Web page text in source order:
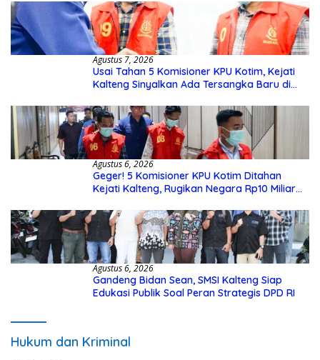
Agustus 7, 2026
Usai Tahan 5 Komisioner KPU Kotim, Kejati
Kalteng Sinyalkan Ada Tersangka Baru di
Agustus 6, 2026
Geger! 5 Komisioner KPU Kotim Ditahan
Kejati Kalteng, Rugikan Negara Rp10 Miliar
Agustus 6, 2026
Gandeng Bidan Sean, SMSI Kalteng Siap
Edukasi Publik Soal Peran Strategis DPD RI
Hukum dan Kriminal